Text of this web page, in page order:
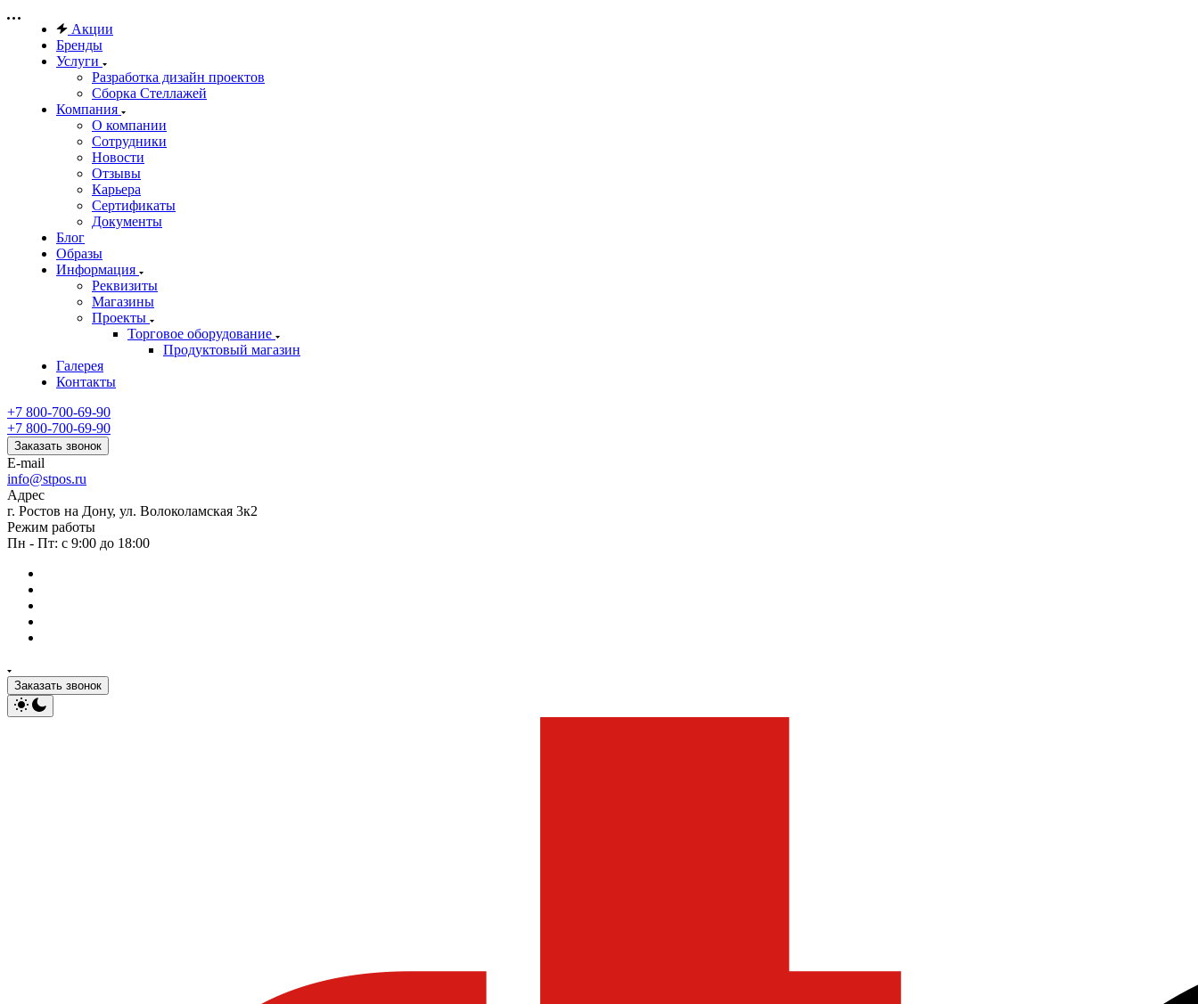
Акции
Бренды
Услуги
Разработка дизайн проектов
Сборка Стеллажей
Компания
О компании
Сотрудники
Новости
Отзывы
Карьера
Сертификаты
Документы
Блог
Образы
Информация
Реквизиты
Магазины
Проекты
Торговое оборудование
Продуктовый магазин
Галерея
Контакты
+7 800-700-69-90
+7 800-700-69-90
Заказать звонок
E-mail
info@stpos.ru
Адрес
г. Ростов на Дону, ул. Волоколамская 3к2
Режим работы
Пн - Пт: с 9:00 до 18:00
Заказать звонок